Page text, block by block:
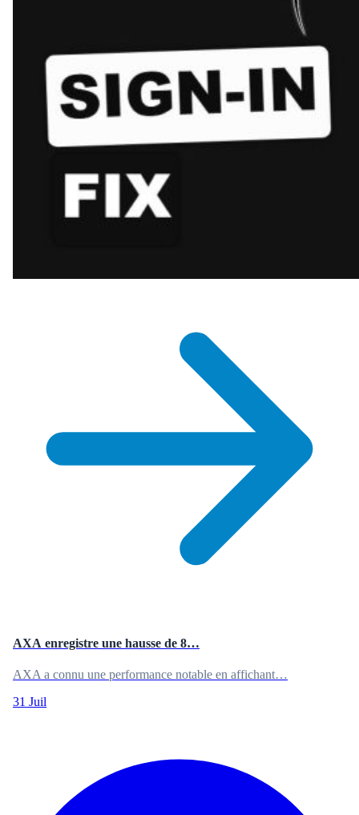
AXA enregistre une hausse de 8…
AXA a connu une performance notable en affichant…
31 Juil